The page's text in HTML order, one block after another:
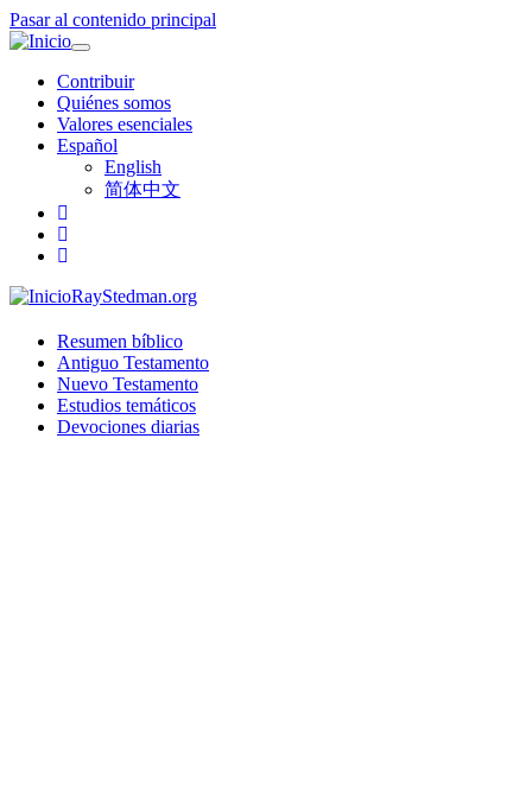
Pasar al contenido principal
Toggle
navigation
Contribuir
Quiénes somos
Valores esenciales
Español
English
简体中文
RayStedman.org
Resumen bíblico
Antiguo Testamento
Nuevo Testamento
Estudios temáticos
Devociones diarias